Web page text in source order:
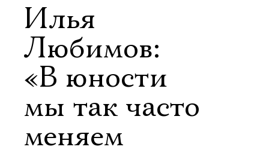
Илья
Любимов:
«В юности
мы так часто
меняем